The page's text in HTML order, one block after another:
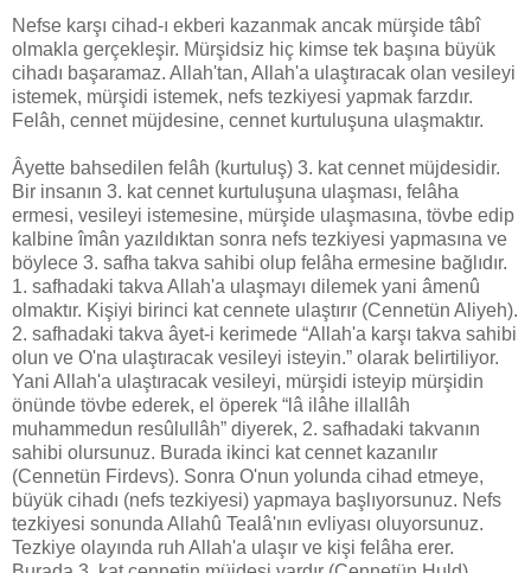
Nefse karşı cihad-ı ekberi kazanmak ancak mürşide tâbî
olmakla gerçekleşir. Mürşidsiz hiç kimse tek başına büyük
cihadı başaramaz. Allah'tan, Allah'a ulaştıracak olan vesileyi
istemek, mürşidi istemek, nefs tezkiyesi yapmak farzdır.
Felâh, cennet müjdesine, cennet kurtuluşuna ulaşmaktır.
Âyette bahsedilen felâh (kurtuluş) 3. kat cennet müjdesidir.
Bir insanın 3. kat cennet kurtuluşuna ulaşması, felâha
ermesi, vesileyi istemesine, mürşide ulaşmasına, tövbe edip
kalbine îmân yazıldıktan sonra nefs tezkiyesi yapmasına ve
böylece 3. safha takva sahibi olup felâha ermesine bağlıdır.
1. safhadaki takva Allah'a ulaşmayı dilemek yani âmenû
olmaktır. Kişiyi birinci kat cennete ulaştırır (Cennetün Aliyeh).
2. safhadaki takva âyet-i kerimede “Allah'a karşı takva sahibi
olun ve O'na ulaştıracak vesileyi isteyin.” olarak belirtiliyor.
Yani Allah'a ulaştıracak vesileyi, mürşidi isteyip mürşidin
önünde tövbe ederek, el öperek “lâ ilâhe illallâh
muhammedun resûlullâh” diyerek, 2. safhadaki takvanın
sahibi olursunuz. Burada ikinci kat cennet kazanılır
(Cennetün Firdevs). Sonra O'nun yolunda cihad etmeye,
büyük cihadı (nefs tezkiyesi) yapmaya başlıyorsunuz. Nefs
tezkiyesi sonunda Allahû Tealâ'nın evliyası oluyorsunuz.
Tezkiye olayında ruh Allah'a ulaşır ve kişi felâha erer.